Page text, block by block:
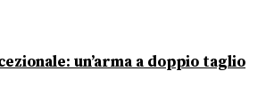
un’arma a doppio taglio